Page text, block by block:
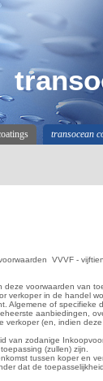
transocean
VVVF -
deze voorwaarden van
verkoper in de handel
Algemene of
aanbiedingen,
verkoper (en, indien
van zodanige
(zullen) zijn.
tussen koper en
dat de